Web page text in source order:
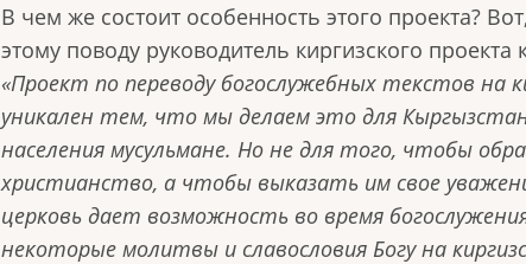
В чем же состоит особенность этого проекта?
этому поводу руководитель киргизского
«Проект по переводу богослужебных текстов на
уникален тем, что мы делаем это для
населения мусульмане. Но не для того, чтобы
христианство, а чтобы выказать им свое
церковь дает возможность во время
некоторые молитвы и славословия Богу на